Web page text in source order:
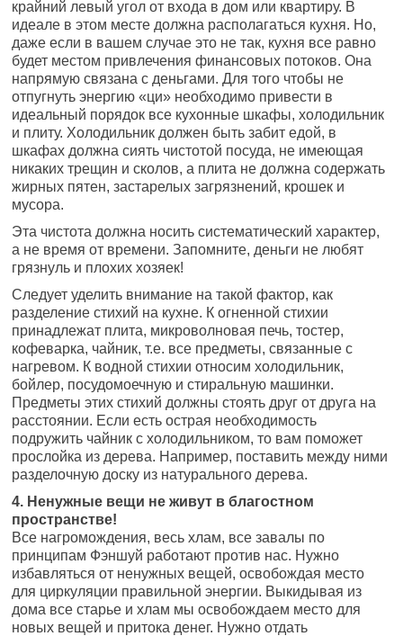
крайний левый угол от входа в дом или квартиру. В
идеале в этом месте должна располагаться кухня. Но,
даже если в вашем случае это не так, кухня все равно
будет местом привлечения финансовых потоков. Она
напрямую связана с деньгами. Для того чтобы не
отпугнуть энергию «ци» необходимо привести в
идеальный порядок все кухонные шкафы, холодильник
и плиту. Холодильник должен быть забит едой, в
шкафах должна сиять чистотой посуда, не имеющая
никаких трещин и сколов, а плита не должна содержать
жирных пятен, застарелых загрязнений, крошек и
мусора.
Эта чистота должна носить систематический характер,
а не время от времени. Запомните, деньги не любят
грязнуль и плохих хозяек!
Следует уделить внимание на такой фактор, как
разделение стихий на кухне. К огненной стихии
принадлежат плита, микроволновая печь, тостер,
кофеварка, чайник, т.е. все предметы, связанные с
нагревом. К водной стихии относим холодильник,
бойлер, посудомоечную и стиральную машинки.
Предметы этих стихий должны стоять друг от друга на
расстоянии. Если есть острая необходимость
подружить чайник с холодильником, то вам поможет
прослойка из дерева. Например, поставить между ними
разделочную доску из натурального дерева.
4. Ненужные вещи не живут в благостном
пространстве!
Все нагромождения, весь хлам, все завалы по
принципам Фэншуй работают против нас. Нужно
избавляться от ненужных вещей, освобождая место
для циркуляции правильной энергии. Выкидывая из
дома все старье и хлам мы освобождаем место для
новых вещей и притока денег. Нужно отдать